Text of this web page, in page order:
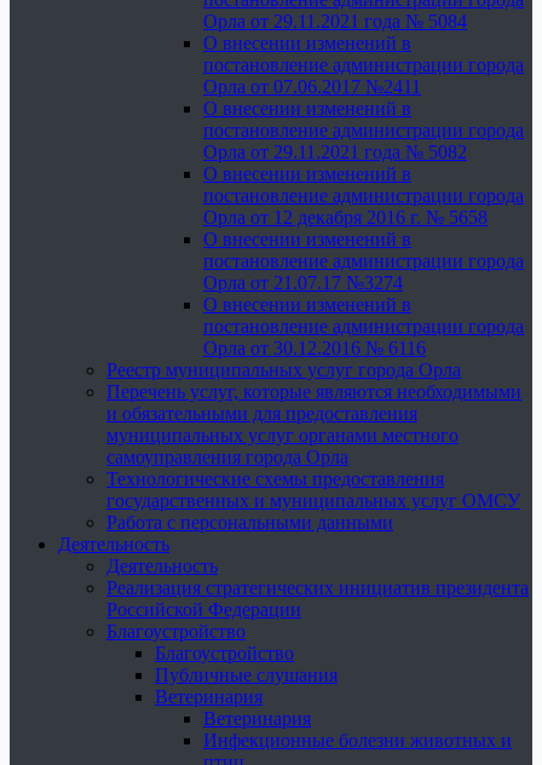
Орла от 29.11.2021 года № 5084
О внесении изменений в
постановление администрации города
Орла от 07.06.2017 №2411
О внесении изменений в
постановление администрации города
Орла от 29.11.2021 года № 5082
О внесении изменений в
постановление администрации города
Орла от 12 декабря 2016 г. № 5658
О внесении изменений в
постановление администрации города
Орла от 21.07.17 №3274
О внесении изменений в
постановление администрации города
Орла от 30.12.2016 № 6116
Реестр муниципальных услуг города Орла
Перечень услуг, которые являются необходимыми
и обязательными для предоставления
муниципальных услуг органами местного
самоуправления города Орла
Технологические схемы предоставления
государственных и муниципальных услуг ОМСУ
Работа с персональными данными
Деятельность
Деятельность
Реализация стратегических инициатив президента
Российской Федерации
Благоустройство
Благоустройство
Публичные слушания
Ветеринария
Ветеринария
Инфекционные болезни животных и